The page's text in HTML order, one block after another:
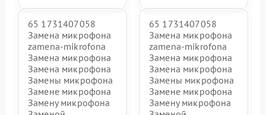
65 1731407058
Замена микрофона
zamena-mikrofona
Замена микрофона
Замена микрофона
Замены микрофона
Замене микрофона
Замену микрофона
65 1731407058
Замена микрофона
zamena-mikrofona
Замена микрофона
Замена микрофона
Замены микрофона
Замене микрофона
Замену микрофона